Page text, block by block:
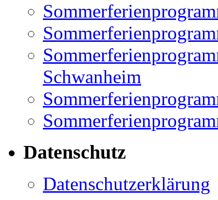
Schwanheim
Datenschutz
Datenschutzerklärung